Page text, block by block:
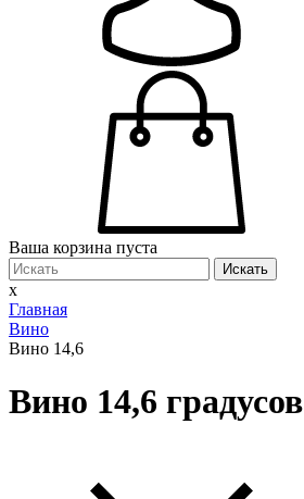
Ваша корзина пуста
Искать
x
Главная
Вино
Вино 14,6
Вино 14,6 градусов